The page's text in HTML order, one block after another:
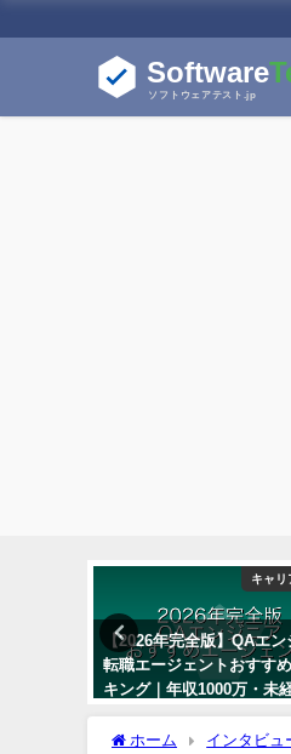
キャリ
【2026年完全版】QAエ
転職エージェントおすす
キング｜年収1000万・未
フルリモート
2023年1月21日
ホーム インタビュ